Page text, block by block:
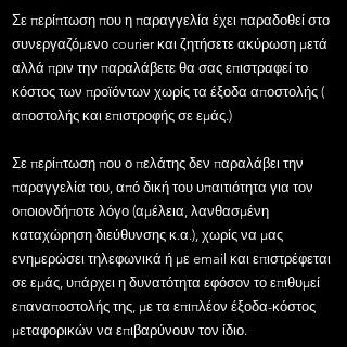
Σε περίπτωση που η παραγγελία έχει παραδοθεί στο
συνεργαζόμενο courier και ζητήσετε ακύρωση μετά
αλλά πριν την παραλάβετε θα σας επιστραφεί το
κόστος των προϊόντων χωρίς τα έξοδα αποστολής (
αποστολής και επιστροφής σε εμάς.)
Σε περίπτωση που ο πελάτης δεν παραλάβει την
παραγγελία του, από δική του υπαιτιότητα για τον
οποιονδήποτε λόγο (αμέλεια, λανθασμένη
καταχώρηση διεύθυνσης κ.α.), χωρίς να μας
ενημερώσει τηλεφωνικά ή με email και επιστρέφεται
σε εμάς, υπάρχει η δυνατότητα εφόσον το επιθυμεί
επαναποστολής της, με τα επιπλέον έξοδα-κόστος
μεταφορικών να επιβαρύνουν τον ίδιο.